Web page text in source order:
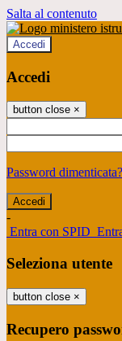
Salta al contenuto
Accedi
Accedi
button close ×
Password dimenticata?
-
Entra con SPID
Seleziona utente
button close ×
Recupero